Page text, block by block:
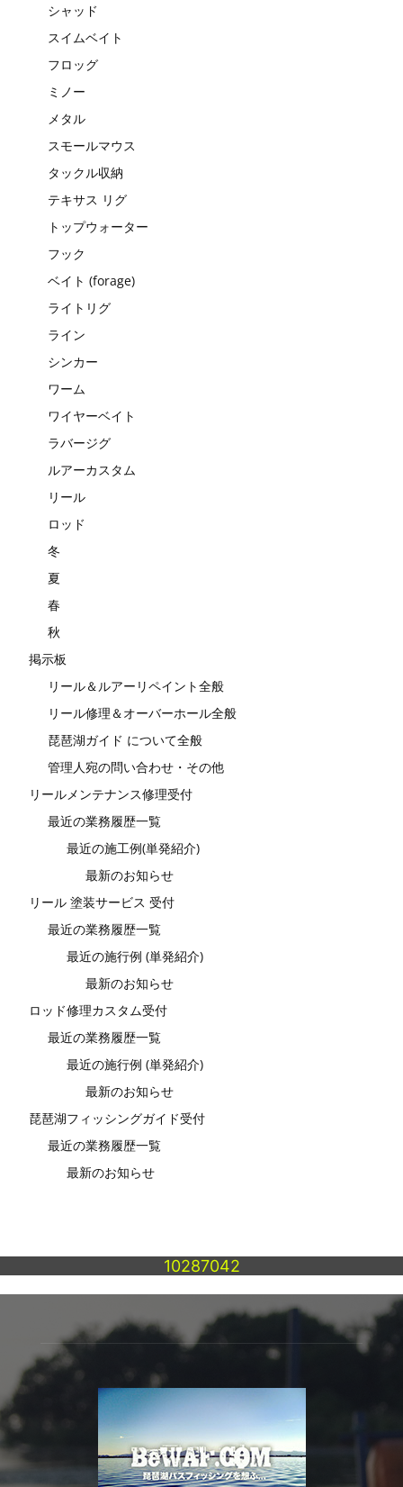
シャッド
スイムベイト
フロッグ
ミノー
メタル
スモールマウス
タックル収納
テキサス リグ
トップウォーター
フック
ベイト (forage)
ライトリグ
ライン
シンカー
ワーム
ワイヤーベイト
ラバージグ
ルアーカスタム
リール
ロッド
冬
夏
春
秋
掲示板
リール＆ルアーリペイント全般
リール修理＆オーバーホール全般
琵琶湖ガイド について全般
管理人宛の問い合わせ・その他
リールメンテナンス修理受付
最近の業務履歴一覧
最近の施工例(単発紹介)
最新のお知らせ
リール 塗装サービス 受付
最近の業務履歴一覧
最近の施行例 (単発紹介)
最新のお知らせ
ロッド修理カスタム受付
最近の業務履歴一覧
最近の施行例 (単発紹介)
最新のお知らせ
琵琶湖フィッシングガイド受付
最近の業務履歴一覧
最新のお知らせ
10287042